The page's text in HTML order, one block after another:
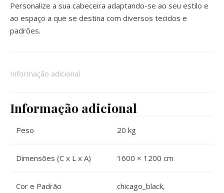
Personalize a sua cabeceira adaptando-se ao seu estilo e
ao espaço a que se destina com diversos tecidos e
padrões.
Informação adicional
Informação adicional
Peso 20 kg
Dimensões (C x L x A) 1600 × 1200 cm
Cor e Padrão
chicago_black,